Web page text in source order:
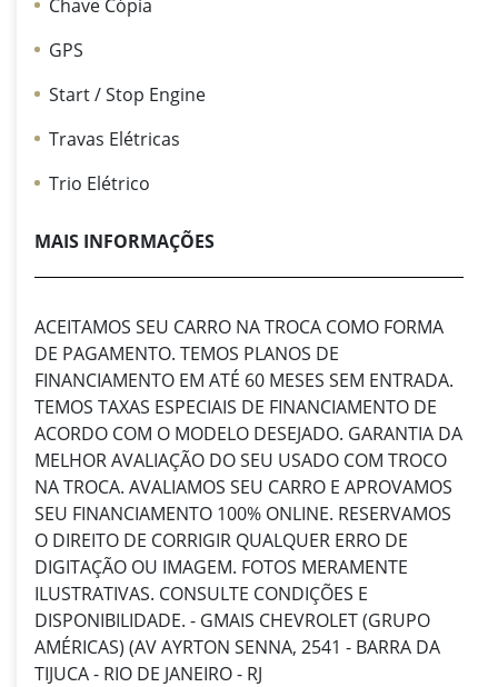
Chave Cópia
GPS
Start / Stop Engine
Travas Elétricas
Trio Elétrico
MAIS INFORMAÇÕES
ACEITAMOS SEU CARRO NA TROCA COMO FORMA
DE PAGAMENTO. TEMOS PLANOS DE
FINANCIAMENTO EM ATÉ 60 MESES SEM ENTRADA.
TEMOS TAXAS ESPECIAIS DE FINANCIAMENTO DE
ACORDO COM O MODELO DESEJADO. GARANTIA DA
MELHOR AVALIAÇÃO DO SEU USADO COM TROCO
NA TROCA. AVALIAMOS SEU CARRO E APROVAMOS
SEU FINANCIAMENTO 100% ONLINE. RESERVAMOS
O DIREITO DE CORRIGIR QUALQUER ERRO DE
DIGITAÇÃO OU IMAGEM. FOTOS MERAMENTE
ILUSTRATIVAS. CONSULTE CONDIÇÕES E
DISPONIBILIDADE. - GMAIS CHEVROLET (GRUPO
AMÉRICAS) (AV AYRTON SENNA, 2541 - BARRA DA
TIJUCA - RIO DE JANEIRO - RJ